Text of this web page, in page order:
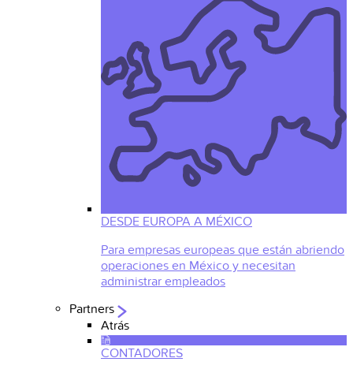
DESDE EUROPA A MÉXICO
Para empresas europeas que están abriendo
operaciones en México y necesitan
administrar empleados
Partners
Atrás
CONTADORES